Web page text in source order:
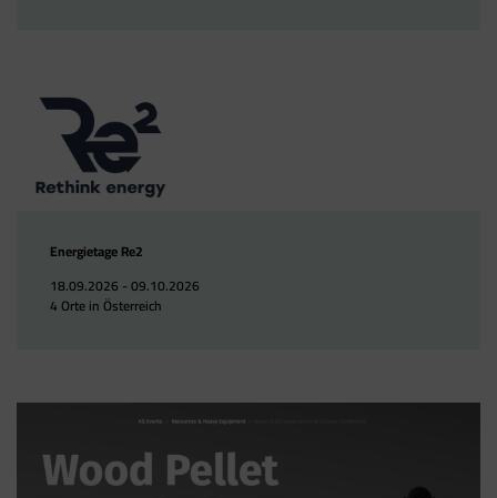
Energietage Re2
18.09.2026 - 09.10.2026
4 Orte in Österreich